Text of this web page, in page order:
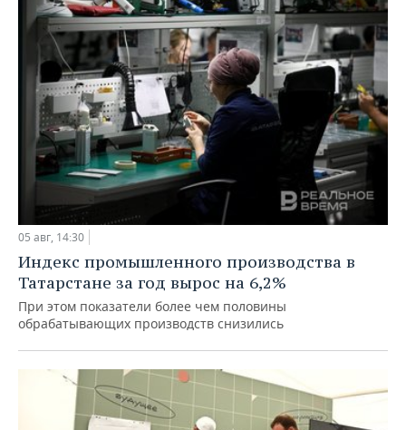
05 авг, 14:30
Индекс промышленного производства в
Татарстане за год вырос на 6,2%
При этом показатели более чем половины
обрабатывающих производств снизились